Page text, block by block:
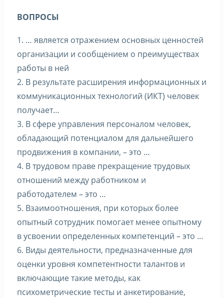
ВОПРОСЫ
1. … является отражением основных ценностей
организации и сообщением о преимуществах
работы в ней
2. В результате расширения информационных и
коммуникационных технологий (ИКТ) человек
получает…
3. В сфере управления персоналом человек,
обладающий потенциалом для дальнейшего
продвижения в компании, – это …
4. В трудовом праве прекращение трудовых
отношений между работником и
работодателем – это …
5. Взаимоотношения, при которых более
опытный сотрудник помогает менее опытному
в усвоении определенных компетенций – это …
6. Виды деятельности, предназначенные для
оценки уровня компетентности талантов и
включающие такие методы, как
психометрические тесты и анкетирование,